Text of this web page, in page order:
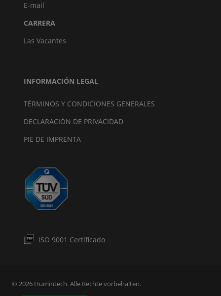
E-mail
CARRERA
Las Vacantes
INFORMACIÓN LEGAL
TÉRMINOS Y CONDICIONES GENERALES
DECLARACIÓN DE PRIVACIDAD
PIE DE IMPRENTA
ISO 9001 Certificado
© 2026 Humintech. Alle Rechte vorbehalten.